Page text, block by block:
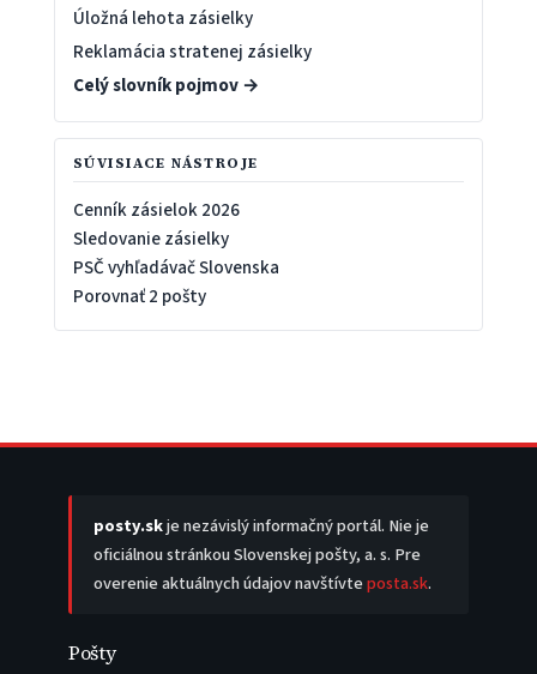
Úložná lehota zásielky
Reklamácia stratenej zásielky
Celý slovník pojmov →
SÚVISIACE NÁSTROJE
Cenník zásielok 2026
Sledovanie zásielky
PSČ vyhľadávač Slovenska
Porovnať 2 pošty
posty.skje nezávislý informačný portál. Nie je
oficiálnou stránkou Slovenskej pošty, a. s. Pre
overenie aktuálnych údajov navštívteposta.sk.
Pošty